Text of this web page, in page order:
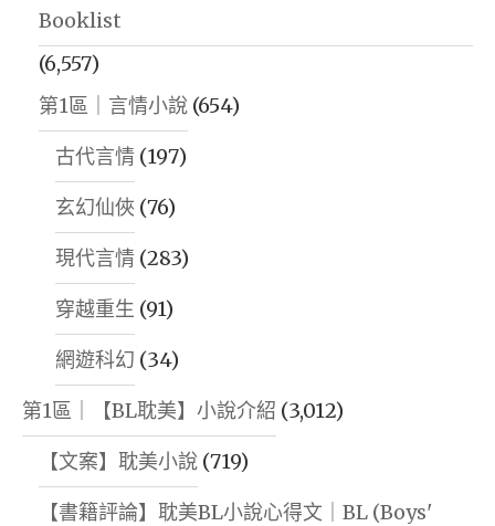
Booklist
(6,557)
第1區｜言情小說 (654)
古代言情 (197)
玄幻仙俠 (76)
現代言情 (283)
穿越重生 (91)
網遊科幻 (34)
第1區｜【BL耽美】小說介紹 (3,012)
【文案】耽美小說 (719)
【書籍評論】耽美BL小說心得文｜BL (Boys'